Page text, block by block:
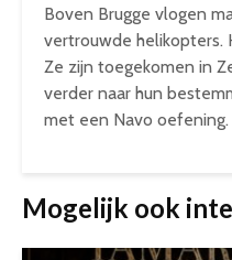
Boven Brugge vlogen
vertrouwde helikopters.
Ze zijn toegekomen in
verder naar hun
met een Navo oefening.
Mogelijk ook